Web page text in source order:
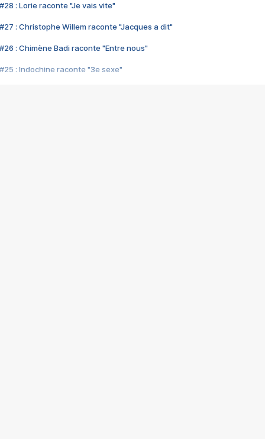
#28 : Lorie raconte "Je vais vite"
#27 : Christophe Willem raconte "Jacques a dit"
#26 : Chimène Badi raconte "Entre nous"
#25 : Indochine raconte "3e sexe"